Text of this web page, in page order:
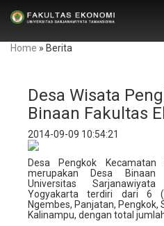
Home » Berita
Desa Wisata
Binaan Fakultas
2014-09-09 10:54:21
Desa Pengkok
merupakan Desa
Universitas
Yogyakarta terdiri dari 6
Ngembes, Panjatan, Pengkok,
Kalinampu, dengan total